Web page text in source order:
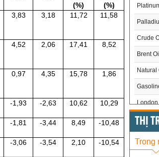
(%)
(%)
3,83 3,18 11,72 11,58
4,52 2,06 17,41 8,52
0,97 4,35 15,78 1,86
-1,93 -2,63 10,62 10,29
-1,81 -3,44 8,49 -10,48
-3,06 -3,54 2,10 -10,54
Crude
Brent
Natural
London
US
US
THỊ
Trong